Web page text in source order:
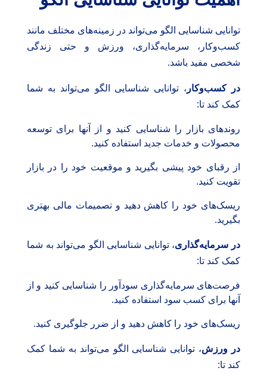
توانایی شناسایی الگو می‌تواند در زمینه‌های مختلف مانند
کسب‌وکار، سرمایه‌گذاری، ورزش و حتی زندگی
شخصی مفید باشد.
در کسب‌وکار ، توانایی شناسایی الگو می‌تواند به شما
کمک کند تا:
روندهای بازار را شناسایی کنید و از آنها برای توسعه
محصولات و خدمات جدید استفاده کنید.
از رقبای خود پیشی بگیرید و موقعیت خود را در بازار
تقویت کنید.
ریسک‌های خود را کاهش دهید و تصمیمات مالی بهتری
بگیرید.
در سرمایه‌گذاری، توانایی شناسایی الگو می‌تواند به شما
کمک کند تا:
فرصت‌های سرمایه‌گذاری سودآور را شناسایی کنید و از
آنها برای کسب سود استفاده کنید.
ریسک‌های خود را کاهش دهید و از ضرر جلوگیری کنید.
در ورزش، توانایی شناسایی الگو می‌تواند به شما کمک
کند تا: